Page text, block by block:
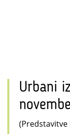
Urbani